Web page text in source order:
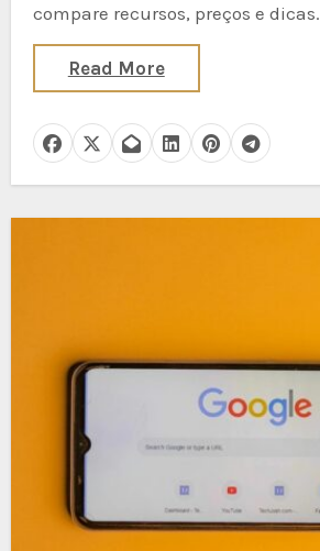
compare recursos, preços e dicas.
Read More